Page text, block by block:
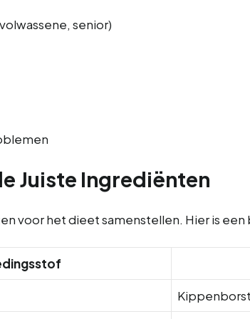
senior)
Juiste Ingrediënten
voor het dieet samenstellen. Hier is een